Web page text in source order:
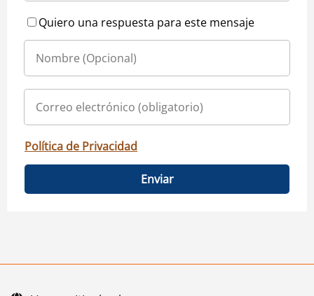
Quiero una respuesta para este mensaje
Política de Privacidad
Enviar